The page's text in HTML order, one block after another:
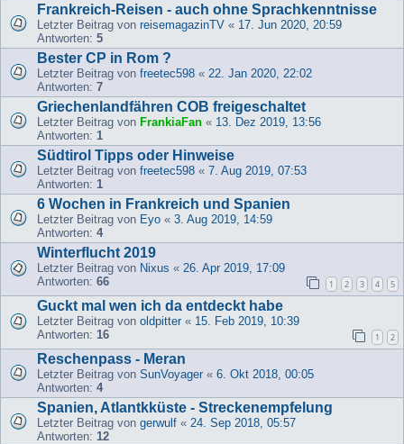
Frankreich-Reisen - auch ohne Sprachkenntnisse
Letzter Beitrag von reisemagazinTV « 17. Jun 2020, 20:59
Antworten: 5
Bester CP in Rom ?
Letzter Beitrag von freetec598 « 22. Jan 2020, 22:02
Antworten: 7
Griechenlandfähren COB freigeschaltet
Letzter Beitrag von FrankiaFan « 13. Dez 2019, 13:56
Antworten: 1
Südtirol Tipps oder Hinweise
Letzter Beitrag von freetec598 « 7. Aug 2019, 07:53
Antworten: 1
6 Wochen in Frankreich und Spanien
Letzter Beitrag von Eyo « 3. Aug 2019, 14:59
Antworten: 4
Winterflucht 2019
Letzter Beitrag von Nixus « 26. Apr 2019, 17:09
Antworten: 66 1 2 3 4 5
Guckt mal wen ich da entdeckt habe
Letzter Beitrag von oldpitter « 15. Feb 2019, 10:39
Antworten: 16 1 2
Reschenpass - Meran
Letzter Beitrag von SunVoyager « 6. Okt 2018, 00:05
Antworten: 4
Spanien, Atlantkküste - Streckenempfelung
Letzter Beitrag von gerwulf « 24. Sep 2018, 05:57
Antworten: 12